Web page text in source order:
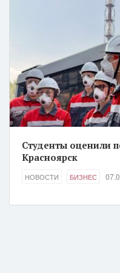
Студенты оценили
Красноярск
НОВОСТИ БИЗНЕС